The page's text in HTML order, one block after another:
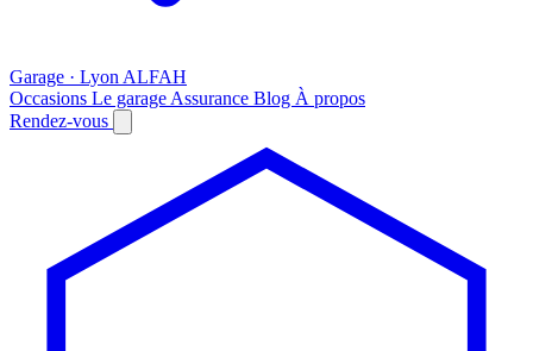
Garage · Lyon ALFAH
Occasions Le garage Assurance Blog À propos
Rendez-vous